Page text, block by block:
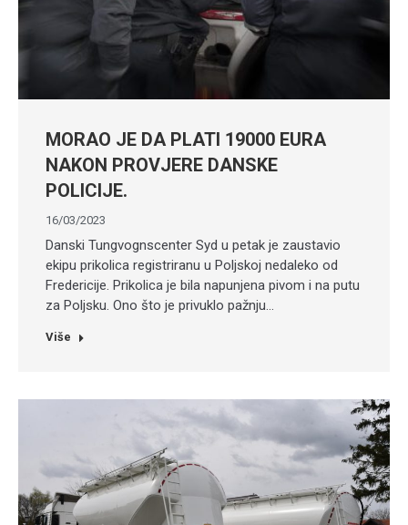
MORAO JE DA PLATI 19000 EURA
NAKON PROVJERE DANSKE
POLICIJE.
16/03/2023
Danski Tungvognscenter Syd u petak je zaustavio
ekipu prikolica registriranu u Poljskoj nedaleko od
Fredericije. Prikolica je bila napunjena pivom i na putu
za Poljsku. Ono što je privuklo pažnju…
Više